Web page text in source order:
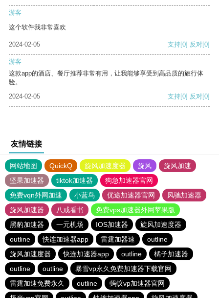
游客
这个软件我非常喜欢
2024-02-05 支持[0] 反对[0]
游客
这款app的酒店、餐厅推荐非常有用，让我能够享受到高品质的旅行体
验。
2024-02-05
支持[0] 反对[0]
友情链接
网站地图 QuickQ 旋风加速度器 旋风
旋风加速
坚果加速器
tiktok加速器
狗急加速器官网
免费vqn外网加速
小蓝鸟 优途加速器官网
风驰加速器
旋风加速器
八戒看书
免费vps加速器外网苹果版
黑豹加速器
一元机场 IOS加速器
旋风加速度器
outline
快连加速器app 雷霆加器速
outline
旋风加速度器
快连加速器app outline
橘子加速器
outline
outline
暴雪vp永久免费加速器下载官网
雷霆加速免费永久
outline
蚂蚁vp加速器官网